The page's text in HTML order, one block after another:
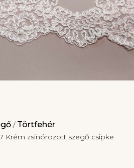
/ Törtfehér
Krém zsinórozott szegő csipke